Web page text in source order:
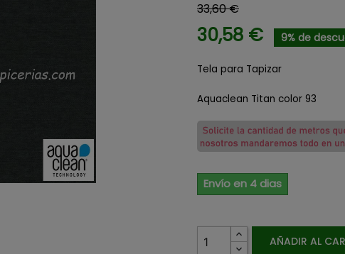
33,60 €
30,58 € 9% de
Tela para Tapizar
Aquaclean Titan color 93
Envío en 4 dias
AÑADIR AL